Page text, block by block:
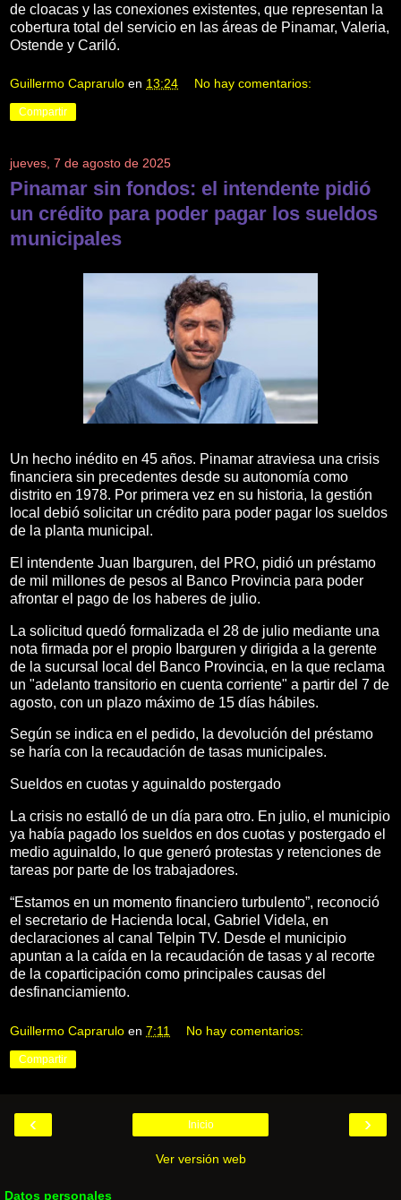
de cloacas y las conexiones existentes, que representan la
cobertura total del servicio en las áreas de Pinamar, Valeria,
Ostende y Cariló.
Guillermo Caprarulo en 13:24 No hay comentarios:
Compartir
jueves, 7 de agosto de 2025
Pinamar sin fondos: el intendente pidió
un crédito para poder pagar los sueldos
municipales
Un hecho inédito en 45 años. Pinamar atraviesa una crisis
financiera sin precedentes desde su autonomía como
distrito en 1978. Por primera vez en su historia, la gestión
local debió solicitar un crédito para poder pagar los sueldos
de la planta municipal.
El intendente Juan Ibarguren, del PRO, pidió un préstamo
de mil millones de pesos al Banco Provincia para poder
afrontar el pago de los haberes de julio.
La solicitud quedó formalizada el 28 de julio mediante una
nota firmada por el propio Ibarguren y dirigida a la gerente
de la sucursal local del Banco Provincia, en la que reclama
un ​​​​​"adelanto transitorio en cuenta corriente" a partir del 7 de
agosto, con un plazo máximo de 15 días hábiles.
Según se indica en el pedido, la devolución del préstamo
se haría con la recaudación de tasas municipales.
Sueldos en cuotas y aguinaldo postergado
La crisis no estalló de un día para otro. En julio, el municipio
ya había pagado los sueldos en dos cuotas y postergado el
medio aguinaldo, lo que generó protestas y retenciones de
tareas por parte de los trabajadores.
“Estamos en un momento financiero turbulento”, reconoció
el secretario de Hacienda local, Gabriel Videla, en
declaraciones al canal Telpin TV. Desde el municipio
apuntan a la caída en la recaudación de tasas y al recorte
de la coparticipación como principales causas del
desfinanciamiento.
Guillermo Caprarulo en 7:11 No hay comentarios:
Compartir
‹ ›
Inicio
Ver versión web
Datos personales